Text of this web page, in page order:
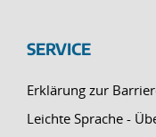
SERVICE
Erklärung zur
Leichte Sprache -